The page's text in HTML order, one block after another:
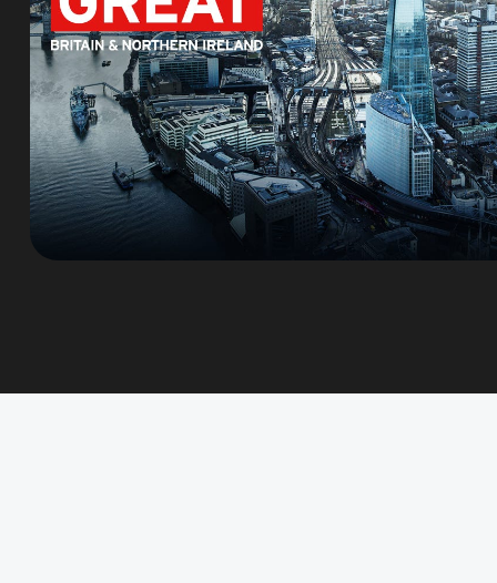
通知我相关内容和即
是 / Yes
否 /
如果您在上面选择加入
information send related